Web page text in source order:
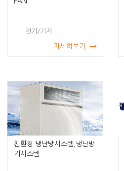
전기/기계
자세히보기
친환경 냉난방시스템,냉난방
기시스템